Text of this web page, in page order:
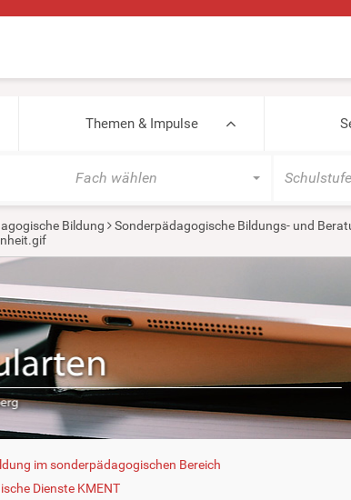
Themen & Impulse
Fach wählen
Bildung Sonderpädagogische Bildungs- und
im sonderpädagogischen Bereich
Dienste KMENT